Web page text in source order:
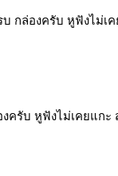
บ กล่องครับ หูฟังไม่เ
ครับ หูฟังไม่เคยแกะ